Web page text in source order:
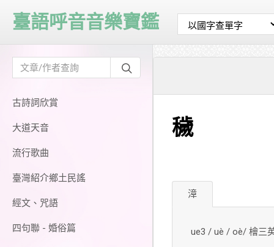
古詩詞欣賞
大道天音
流行歌曲
臺灣紹介鄉土民謠
經文、咒語
四句聯 - 婚俗篇
臺語呼音音樂寶鑑
穢
漳
ue3 / uè / oè/ 檜三